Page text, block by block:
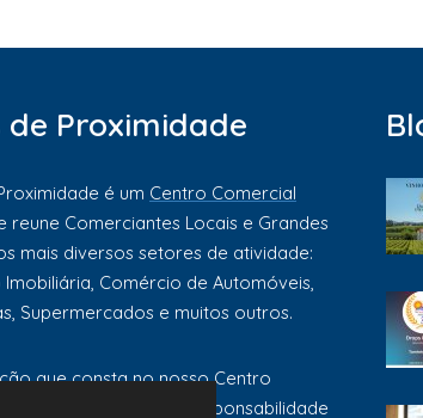
de Proximidade
é um Centro Comercial
reune Comerciantes Locais e Grandes
mais diversos setores de atividade:
Imobiliária, Comércio de Automóveis,
Supermercados e muitos outros.
que consta no nosso Centro
Digital é da exclusiva responsabilidade